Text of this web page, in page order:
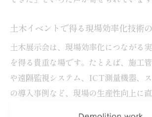
土木イベントで得る現場効率化技術
土木展示会は、現場効率化につながる
を得る貴重な場です。たとえば、施工
や遠隔監視システム、ICT測量機器、
の導入事例など、現場の生産性向上に